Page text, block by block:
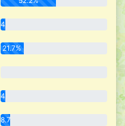
4.3%
21.7%
4.3%
8.7%